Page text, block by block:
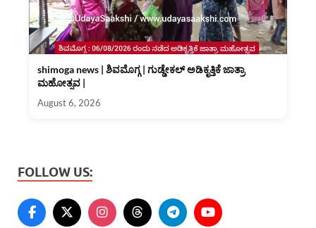
shimoga news | ಶಿವಮೊಗ್ಗ | ಗುಡ್ಡೇಕಲ್ ಅಡಿಕೃತ್ತಿಕೆ ಜಾತ್ರಾ
ಮಹೋತ್ಸವ |
August 6, 2026
FOLLOW US: